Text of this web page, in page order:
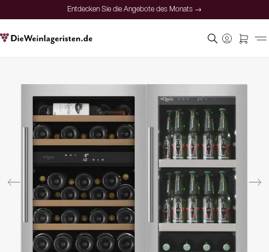
Entdecken Sie die Angebote des Monats →